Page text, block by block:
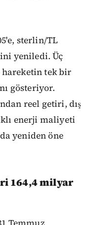
sterlin/TL
yeniledi. Üç
tek bir
gösteriyor.
reel getiri, dış
enerji maliyeti
yeniden öne
164,4 milyar